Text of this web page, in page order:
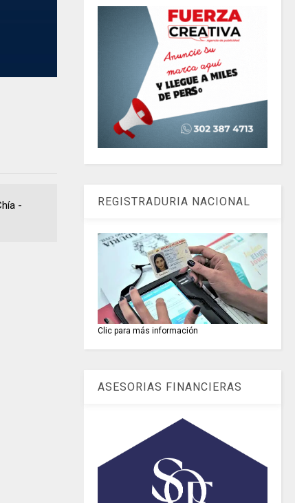
-
REGISTRADURIA NACIONAL
Clic para más información
ASESORIAS FINANCIERAS